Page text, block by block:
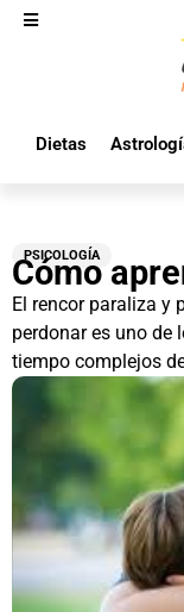
Dietas
PSICOLOGÍA
Cómo
El rencor paraliza y
perdonar es uno de
tiempo complejos